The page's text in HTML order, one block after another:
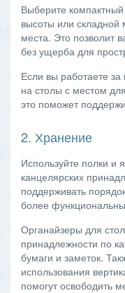
Выберите
высоты или
места. Это позволит
без ущерба для
Если вы работаете
на столы с местом
это поможет
2. Хранение
Используйте полки и
канцелярских
поддерживать
более
Органайзеры для
принадлежности по
бумаги и заметок.
использования
помогут освободить